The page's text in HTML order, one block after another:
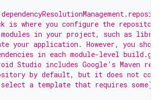
is where you configure the
in your project, such as
your application. However, you
in each module-level
Studio includes Google's Maven
by default, but it does not
a template that requires some).